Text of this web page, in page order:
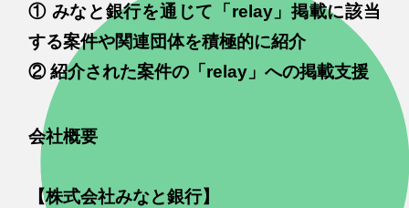
① みなと銀行を通じて「relay」掲載に該当
する案件や関連団体を積極的に紹介
② 紹介された案件の「relay」への掲載支援
会社概要
【株式会社みなと銀行】